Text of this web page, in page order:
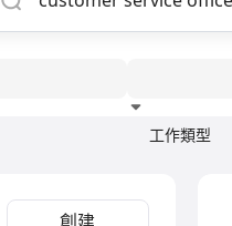
工作類型